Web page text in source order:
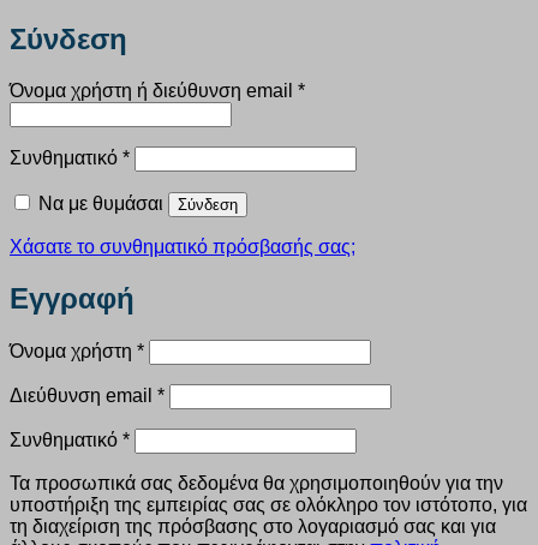
Σύνδεση
Όνομα χρήστη ή διεύθυνση email *Απαιτείται
Συνθηματικό *Απαιτείται
Να με θυμάσαι Σύνδεση
Χάσατε το συνθηματικό πρόσβασής σας;
Εγγραφή
Όνομα χρήστη *Απαιτείται
Διεύθυνση email *Απαιτείται
Συνθηματικό *Απαιτείται
Τα προσωπικά σας δεδομένα θα χρησιμοποιηθούν για την
υποστήριξη της εμπειρίας σας σε ολόκληρο τον ιστότοπο, για
τη διαχείριση της πρόσβασης στο λογαριασμό σας και για